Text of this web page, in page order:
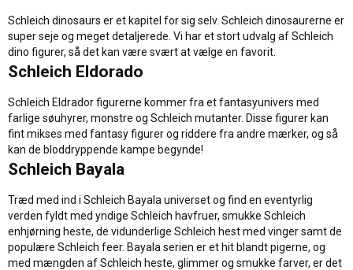
Schleich dinosaurs er et kapitel for sig selv. Schleich dinosaurerne er
super seje og meget detaljerede. Vi har et stort udvalg af Schleich
dino figurer, så det kan være svært at vælge en favorit.
Schleich Eldorado
Schleich Eldrador figurerne kommer fra et fantasyunivers med
farlige søuhyrer, monstre og Schleich mutanter. Disse figurer kan
fint mikses med fantasy figurer og riddere fra andre mærker, og så
kan de bloddryppende kampe begynde!
Schleich Bayala
Træd med ind i Schleich Bayala universet og find en eventyrlig
verden fyldt med yndige Schleich havfruer, smukke Schleich
enhjørning heste, de vidunderlige Schleich hest med vinger samt de
populære Schleich feer. Bayala serien er et hit blandt pigerne, og
med mængden af Schleich heste, glimmer og smukke farver, er det